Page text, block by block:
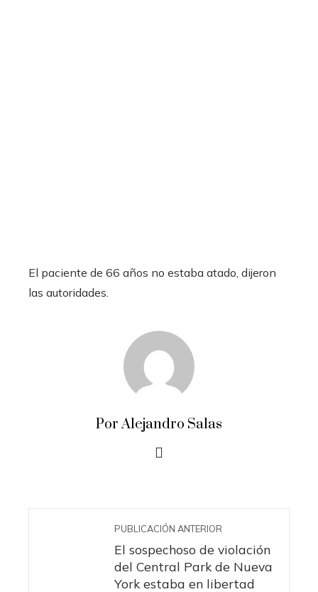
El paciente de 66 años no estaba atado, dijeron
las autoridades.
Por Alejandro Salas
PUBLICACIÓN ANTERIOR
El sospechoso de violación
del Central Park de Nueva
York estaba en libertad